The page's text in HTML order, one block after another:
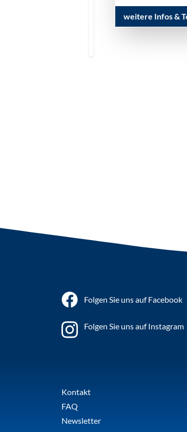
weitere Infos &
Folgen Sie uns auf Facebook
Folgen Sie uns auf Instagram
Kontakt
FAQ
Newsletter